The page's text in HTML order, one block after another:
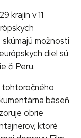
krajín v 11
možnosti
diel sú
či Peru.
tohtoročného
báseň
obrie
ktoré